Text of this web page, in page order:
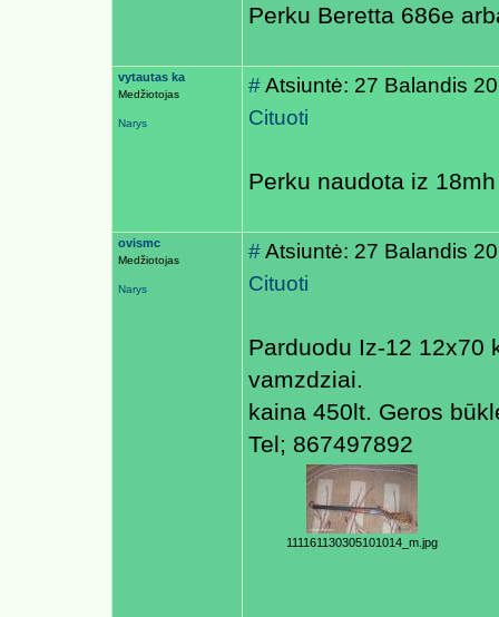
Perku Beretta 686e
vytautas ka
Medžiotojas
Narys
#Atsiuntė: 27 Balandis
Cituoti
Perku naudota iz
ovismc
Medžiotojas
Narys
#Atsiuntė: 27 Balandis
Cituoti
Parduodu Iz-12 12x70
vamzdziai.
kaina 450lt. Geros
Tel; 867497892
111161130305101014_m.jpg